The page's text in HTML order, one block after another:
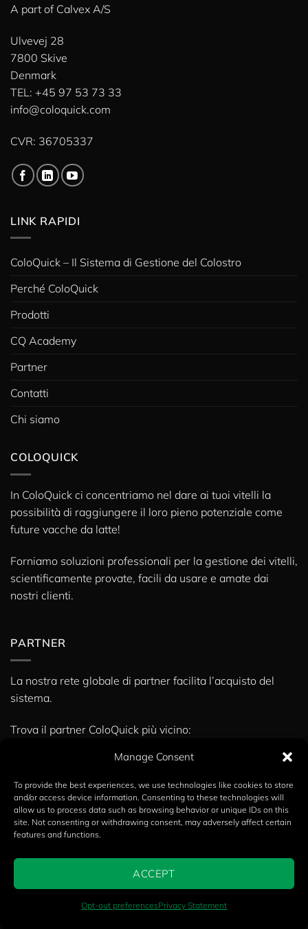
Manage Consent
To provide the best experiences, we use technologies like cookies to store
and/or access device information. Consenting to these technologies will
allow us to process data such as browsing behavior or unique IDs on this
site. Not consenting or withdrawing consent, may adversely affect certain
features and functions.
ACCEPT
Opt-out preferencesPrivacy Statement
A part of Calvex A/S
Ulvevej 28
7800 Skive
Denmark
TEL: +45 97 53 73 33
info@coloquick.com
CVR: 36705337
LINK RAPIDI
ColoQuick – Il Sistema di Gestione del Colostro
Perché ColoQuick
Prodotti
CQ Academy
Partner
Contatti
Chi siamo
COLOQUICK
In ColoQuick ci concentriamo nel dare ai tuoi vitelli la
possibilità di raggiungere il loro pieno potenziale come
future vacche da latte!
Forniamo soluzioni professionali per la gestione dei vitelli,
scientificamente provate, facili da usare e amate dai
nostri clienti.
PARTNER
La nostra rete globale di partner facilita l’acquisto del
sistema.
Trova il partner ColoQuick più vicino:
Copyright 2026 ©Calvex A/S
English(Inglese)
Español(Spagnolo) Italiano Français(Francese)
Nederlands(Olandese